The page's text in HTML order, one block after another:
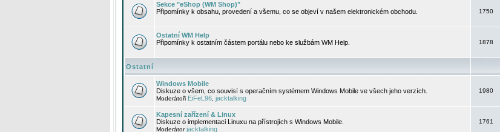
Sekce "eShop (WM Shop)"
Připomínky k obsahu, provedení a všemu, co se objeví v našem elektronickém obchodu.
1750
Ostatní WM Help
Připomínky k ostatním částem portálu nebo ke službám WM Help.
1878
Ostatní
Windows Mobile
Diskuze o všem, co souvisí s operačním systémem Windows Mobile ve všech jeho verzích.
Moderátoři EiFeL96 jacktalking
1980
Kapesní zařízení & Linux
Diskuze o implementaci Linuxu na přístrojích s Windows Mobile.
Moderátorjacktalking
1761